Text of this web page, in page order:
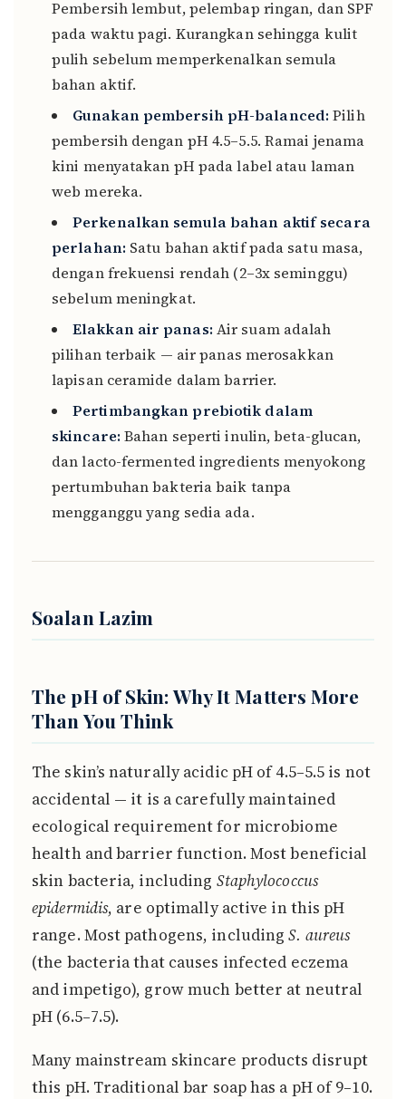
Pembersih lembut, pelembap ringan, dan SPF
pada waktu pagi. Kurangkan sehingga kulit
pulih sebelum memperkenalkan semula
bahan aktif.
Gunakan pembersih pH-balanced: Pilih
pembersih dengan pH 4.5–5.5. Ramai jenama
kini menyatakan pH pada label atau laman
web mereka.
Perkenalkan semula bahan aktif secara
perlahan: Satu bahan aktif pada satu masa,
dengan frekuensi rendah (2–3x seminggu)
sebelum meningkat.
Elakkan air panas: Air suam adalah
pilihan terbaik — air panas merosakkan
lapisan ceramide dalam barrier.
Pertimbangkan prebiotik dalam
skincare: Bahan seperti inulin, beta-glucan,
dan lacto-fermented ingredients menyokong
pertumbuhan bakteria baik tanpa
mengganggu yang sedia ada.
Soalan Lazim
The pH of Skin: Why It Matters More
Than You Think
The skin’s naturally acidic pH of 4.5–5.5 is not
accidental — it is a carefully maintained
ecological requirement for microbiome
health and barrier function. Most beneficial
skin bacteria, including Staphylococcus
epidermidis, are optimally active in this pH
range. Most pathogens, includingS. aureus
(the bacteria that causes infected eczema
and impetigo), grow much better at neutral
pH (6.5–7.5).
Many mainstream skincare products disrupt
this pH. Traditional bar soap has a pH of 9–10.